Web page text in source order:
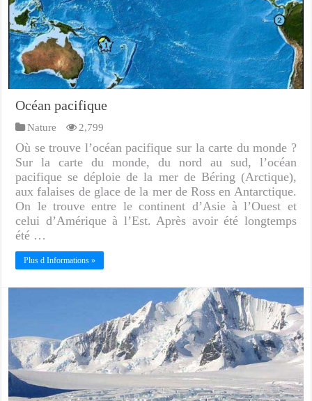
Océan pacifique
Nature 2,799
Où se trouve l’océan pacifique sur la carte du monde ?
Sur la carte du monde, du nord au sud, l’océan
pacifique se déploie de la mer de Béring (Arctique),
aux falaises de glace de la mer de Ross en Antarctique.
On le trouve entre le continent d’Asie à l’Ouest et
celui d’Amérique à l’Est. Après avoir été longtemps
été …
Plus d Informations »